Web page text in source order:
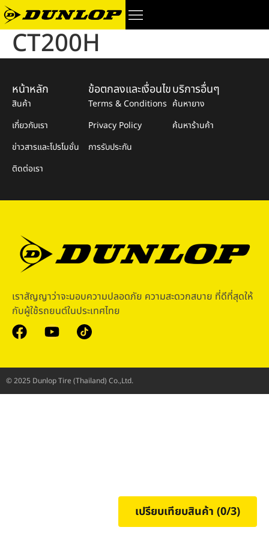
CT200H
© 2025 Dunlop Tire (Thailand) Co.,Ltd.
เราสัญญาว่าจะมอบความปลอดภัย ความสะดวกสบาย ที่ดีที่สุดให้
กับผู้ใช้รถยนต์ในประเทศไทย
หน้าหลัก
สินค้า
เกี่ยวกับเรา
ข่าวสารและโปรโมชั่น
ติดต่อเรา
ข้อตกลงและเงื่อนไข
Terms & Conditions
Privacy Policy
การรับประกัน
บริการอื่นๆ
ค้นหายาง
ค้นหาร้านค้า
เปรียบเทียบสินค้า (0/3)